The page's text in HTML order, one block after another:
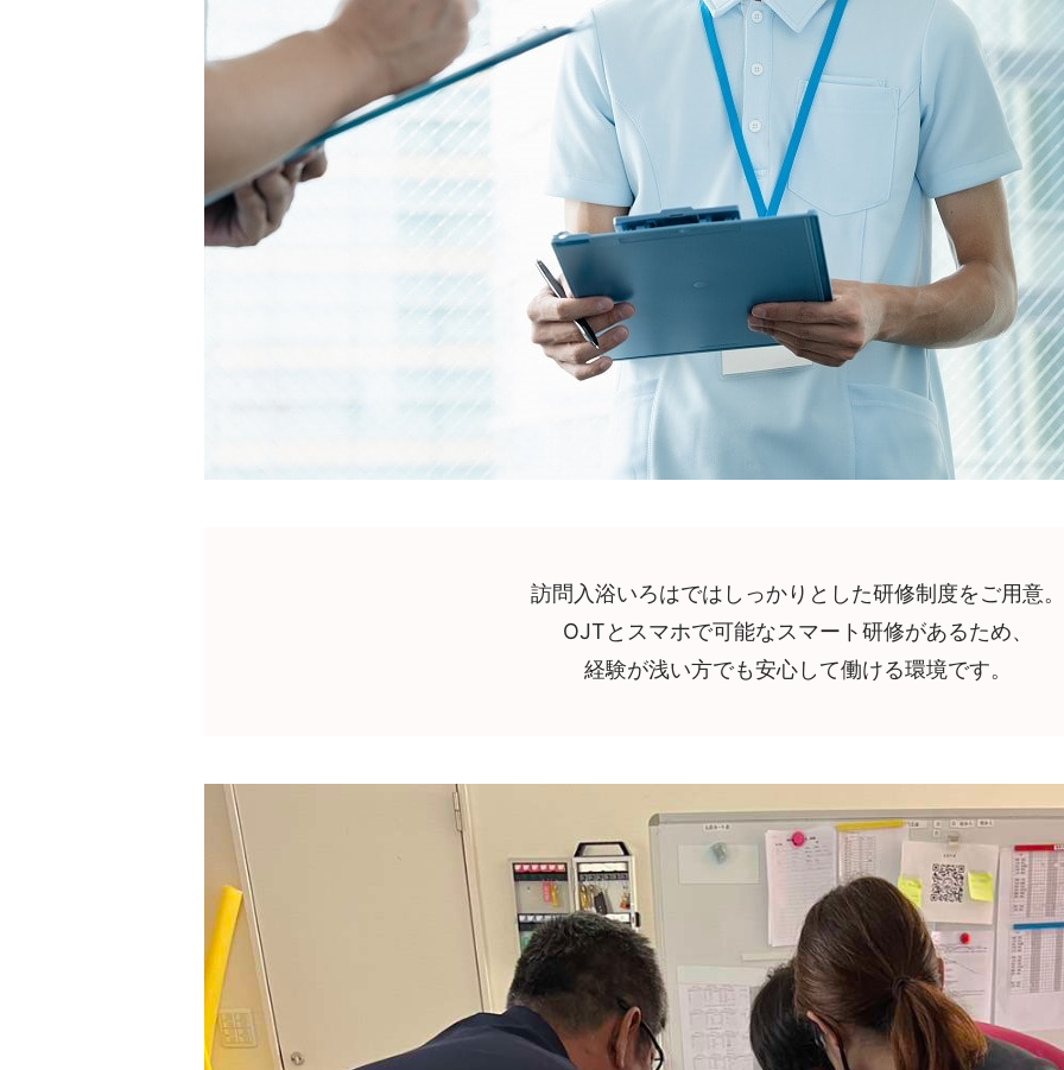
訪問入浴いろはではしっかりとした研修制度をご用意。
OJTとスマホで可能なスマート研修があるため、
経験が浅い方でも安心して働ける環境です。